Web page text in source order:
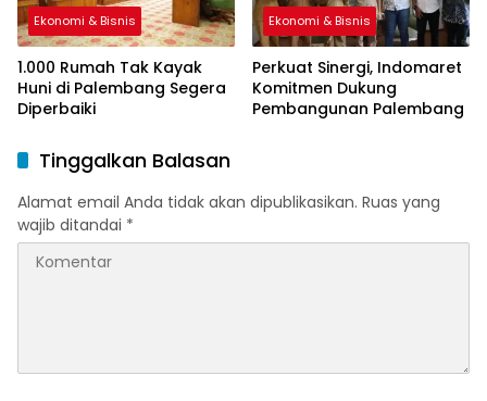
Ekonomi & Bisnis
1.000 Rumah Tak Kayak
Huni di Palembang Segera
Diperbaiki
Ekonomi & Bisnis
Perkuat Sinergi, Indomaret
Komitmen Dukung
Pembangunan Palembang
Tinggalkan Balasan
Alamat email Anda tidak akan dipublikasikan. Ruas yang
wajib ditandai *